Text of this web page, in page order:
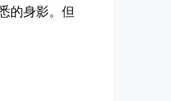
地好，...
的身影。但